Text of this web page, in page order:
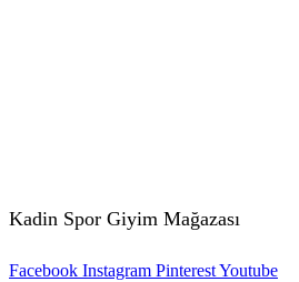
Kadin Spor Giyim Mağazası
Facebook Instagram PinterestYoutube